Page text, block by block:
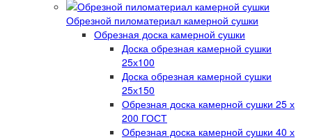
Обрезной пиломатериал камерной сушки
Обрезная доска камерной сушки
Доска обрезная камерной сушки
25х100
Доска обрезная камерной сушки
25х150
Обрезная доска камерной сушки 25 х
200 ГОСТ
Обрезная доска камерной сушки 40 х